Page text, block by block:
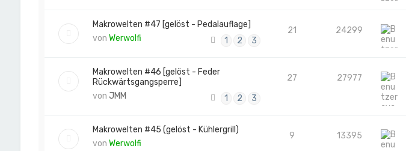
Makrowelten #47 [gelöst - Pedalauflage]
von Werwolfi 1 2 3
21 24299
Makrowelten #46 [gelöst - Feder
Rückwärtsgangsperre]
von JMM 1 2 3
27 27977
Makrowelten #45 (gelöst - Kühlergrill)
von Werwolfi
9 13395